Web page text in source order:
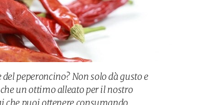
peperoncino? Non solo dà gusto e
un ottimo alleato per il nostro
che puoi ottenere consumando